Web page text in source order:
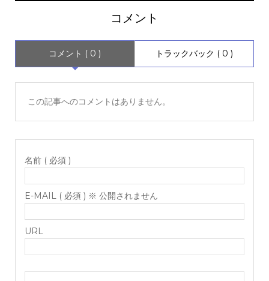
コメント
コメント ( 0 ) トラックバック ( 0 )
この記事へのコメントはありません。
名前 ( 必須 )
E-MAIL ( 必須 ) ※ 公開されません
URL